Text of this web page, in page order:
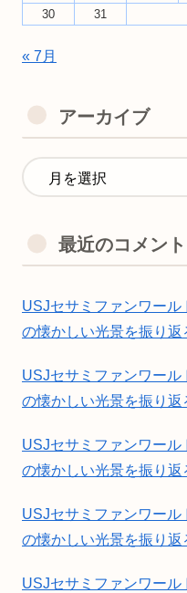
30
31
« 7月
アーカイブ
最近のコメント
USJセサミファンワー
の懐かしい光景を振り返
USJセサミファンワー
の懐かしい光景を振り返
USJセサミファンワー
の懐かしい光景を振り返
USJセサミファンワー
の懐かしい光景を振り返
USJセサミファンワー